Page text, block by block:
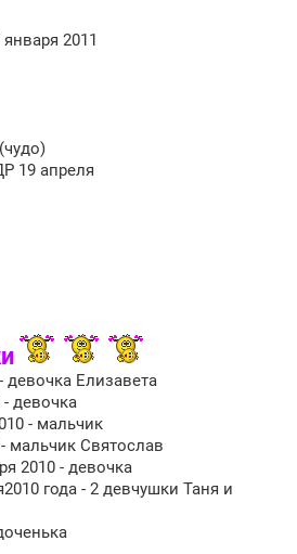
2011
19 апреля
девочка Елизавета
- девочка
- мальчик
мальчик Святослав
2010 - девочка
года - 2 девчушки Таня и